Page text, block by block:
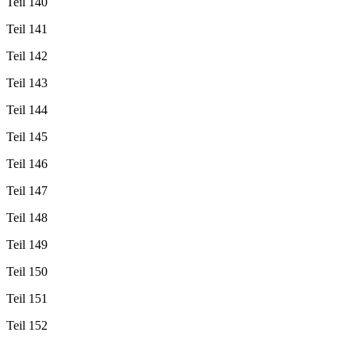
Teil 141
Teil 142
Teil 143
Teil 144
Teil 145
Teil 146
Teil 147
Teil 148
Teil 149
Teil 150
Teil 151
Teil 152